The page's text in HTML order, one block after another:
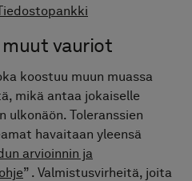
vauriot
koostuu muun muassa
mikä antaa jokaiselle
ulkonäön. Toleranssien
havaitaan yleensä
arvioinnin ja
” . Valmistusvirheitä, joita